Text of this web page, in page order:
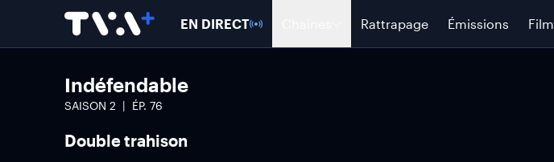
EN DIRECT Rattrapage Émissions
Indéfendable
SAISON 2 ÉP. 76
Double trahison